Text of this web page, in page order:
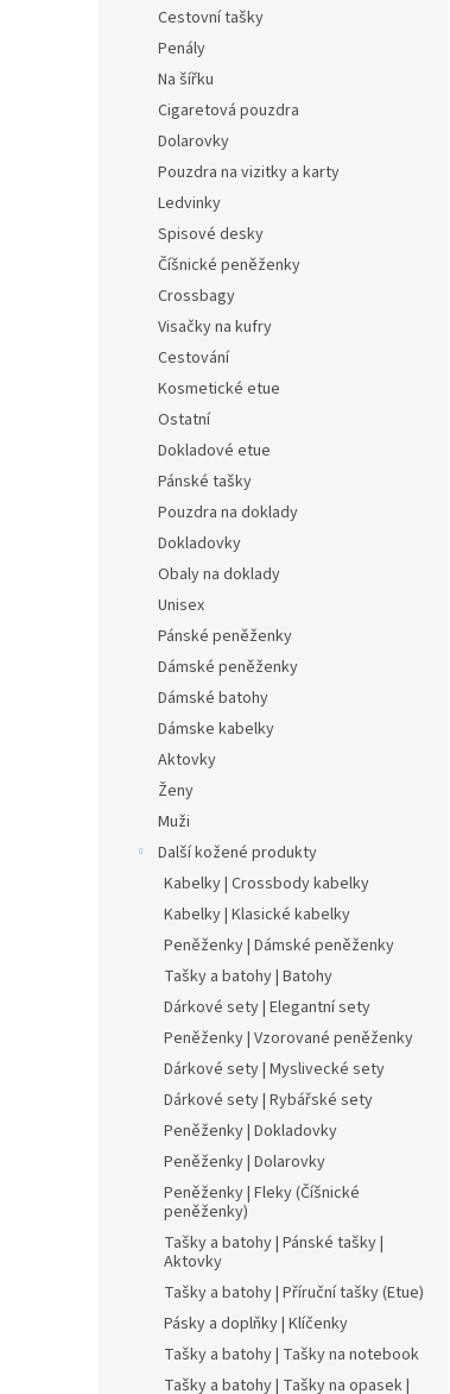
Cestovní tašky
Penály
Na šířku
Cigaretová pouzdra
Dolarovky
Pouzdra na vizitky a karty
Ledvinky
Spisové desky
Číšnické peněženky
Crossbagy
Visačky na kufry
Cestování
Kosmetické etue
Ostatní
Dokladové etue
Pánské tašky
Pouzdra na doklady
Dokladovky
Obaly na doklady
Unisex
Pánské peněženky
Dámské peněženky
Dámské batohy
Dámske kabelky
Aktovky
Ženy
Muži
Další kožené produkty
Kabelky | Crossbody kabelky
Kabelky | Klasické kabelky
Peněženky | Dámské peněženky
Tašky a batohy | Batohy
Dárkové sety | Elegantní sety
Peněženky | Vzorované peněženky
Dárkové sety | Myslivecké sety
Dárkové sety | Rybářské sety
Peněženky | Dokladovky
Peněženky | Dolarovky
Peněženky | Fleky (Číšnické
peněženky)
Tašky a batohy | Pánské tašky |
Aktovky
Tašky a batohy | Příruční tašky (Etue)
Pásky a doplňky | Klíčenky
Tašky a batohy | Tašky na notebook
Tašky a batohy | Tašky na opasek |